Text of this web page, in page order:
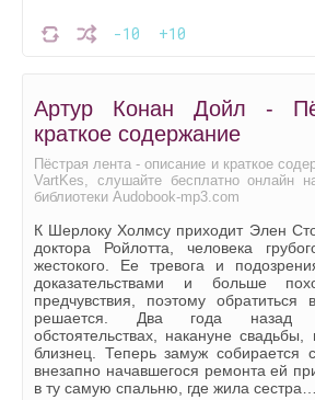
-10 +10
Артур Конан Дойл -
краткое содержание
Пёстрая лента - описание и краткое
VartKes, слушайте бесплатно онлайн
библиотеки Audobook-mp3.com
К Шерлоку Холмсу приходит Элен
доктора Ройлотта, человека
жестокого. Ее тревога и
доказательствами и больше
предчувствия, поэтому
решается. Два года назад
обстоятельствах, накануне свадьбы,
близнец. Теперь замуж собирается
внезапно начавшегося ремонта ей
в ту самую спальню, где жила сестра…